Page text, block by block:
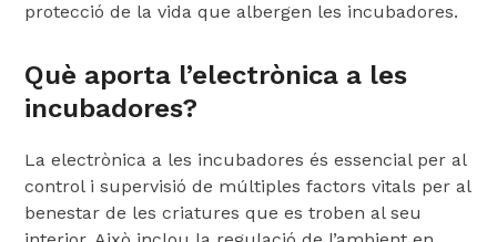
protecció de la vida que albergen les incubadores.
Què aporta l’electrònica a les
incubadores?
La electrònica a les incubadores és essencial per al
control i supervisió de múltiples factors vitals per al
benestar de les criatures que es troben al seu